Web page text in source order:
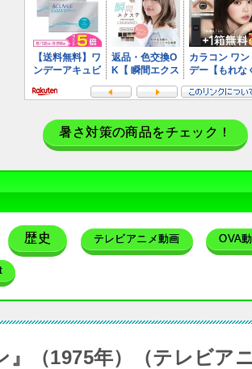
暑さ対策の商品をチェック！
歴史 テレビアニメ動画 OVA
』（1975年）（テレビアニ